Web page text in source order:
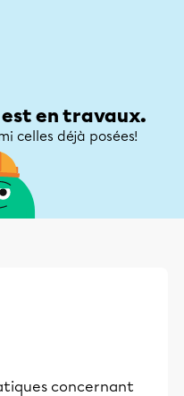
est en travaux.
celles déjà posées!
concernant